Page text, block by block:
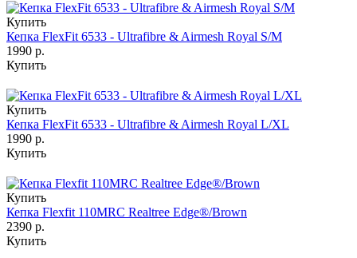
Купить
Кепка FlexFit 6533 - Ultrafibre & Airmesh Royal S/M
1990 р.
Купить
Купить
Кепка FlexFit 6533 - Ultrafibre & Airmesh Royal L/XL
1990 р.
Купить
Купить
Кепка Flexfit 110MRC Realtree Edge®/Brown
2390 р.
Купить